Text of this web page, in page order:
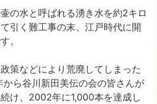
の水と呼ばれる湧き水を約2キロ
引く難工事の末、江戸時代に開
。
策などにより荒廃してしまった
ら谷川新田美伝の会の皆さんが
け、2002年に1,000本を達成し